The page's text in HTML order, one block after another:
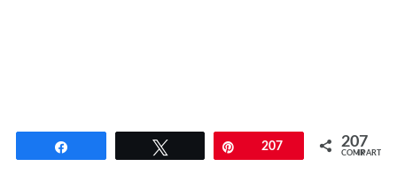
Twittear Pin207 207
COMPARTIR